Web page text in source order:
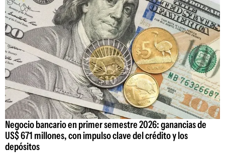
Negocio bancario en primer semestre 2026: ganancias de
US$ 671 millones, con impulso clave del crédito y los
depósitos